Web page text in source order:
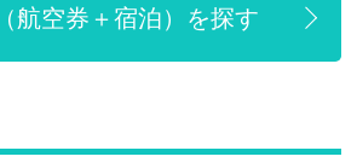
航空券＋宿泊）を探す